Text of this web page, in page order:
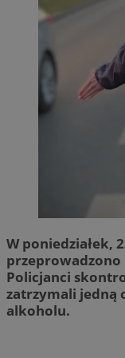
W poniedziałek,
przeprowadzono
Policjanci
zatrzymali jedną
alkoholu.